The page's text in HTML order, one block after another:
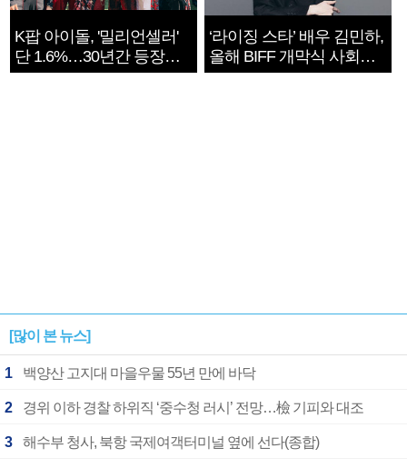
K팝 아이돌, '밀리언셀러'
단 1.6%…30년간 등장
1182개팀 전수조사
‘라이징 스타’ 배우 김민하,
올해 BIFF 개막식 사회자
확정
[많이 본 뉴스]
1 백양산 고지대 마을우물 55년 만에 바닥
2 경위 이하 경찰 하위직 ‘중수청 러시’ 전망…檢 기피와 대조
3 해수부 청사, 북항 국제여객터미널 옆에 선다(종합)